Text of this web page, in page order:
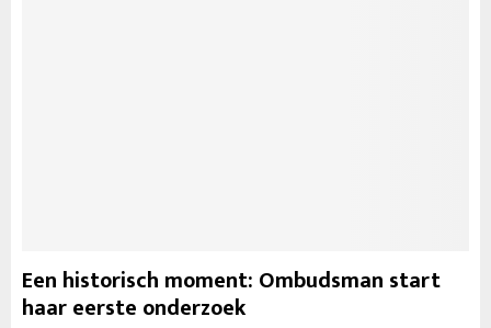
Een historisch moment: Ombudsman start
haar eerste onderzoek